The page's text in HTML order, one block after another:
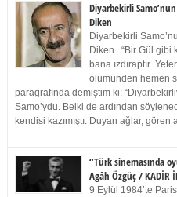
Diyarbekirli
Diken
Diyarbekirli
Diken “Bir Gül gibi
bana ızdıraptır
ölümünden hemen
paragrafında demiştim ki:
Samo’ydu. Belki de ardından
kendisi kazımıştı. Duyan ağlar,
“Türk sinemasında
Agâh Özgüç / KADİR
9 Eylül 1984’te